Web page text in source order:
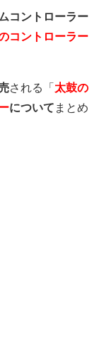
コントローラー
コントローラー
される「太鼓の
について まとめ